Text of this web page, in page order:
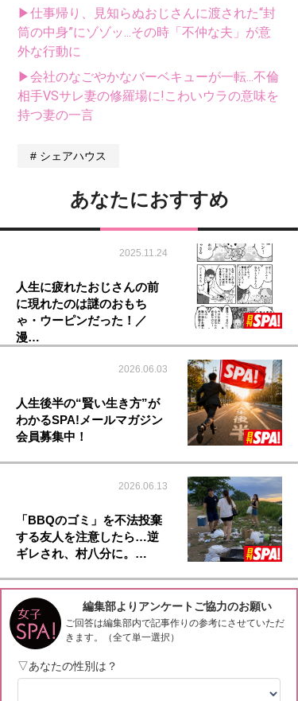
▶仕事帰り、見知らぬおじさんに渡された“封
筒の中身”にゾゾッ...その時「不仲な夫」が意
外な行動に
▶会社のなごやかなバーベキューが一転...不倫
相手VSサレ妻の修羅場に!こわいウラの意味を
持つ妻の一言
シェアハウス
あなたにおすすめ
2025.11.24
人生に疲れたおじさんの前
に現れたのは謎のおもち
ゃ・ウーピンだった！／
漫…
2026.06.03
人生後半の“賢い生き方”が
わかるSPA!メールマガジン
会員募集中！
2026.06.13
「BBQのゴミ」を不法投棄
する友人を注意したら…逆
ギレされ、村八分に。…